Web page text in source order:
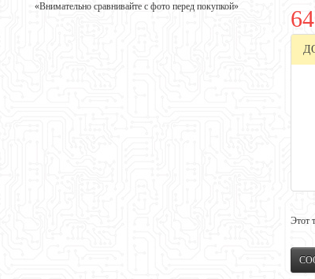
«Внимательно сравнивайте с фото перед покупкой»
Этот